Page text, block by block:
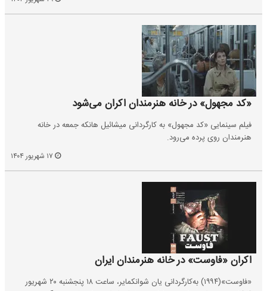
«کد مجهول» در خانه هنرمندان اکران می‌شود
فیلم سینمایی «کد مجهول» به کارگردانی میشائیل هانکه جمعه در خانه
هنرمندان روی پرده می‌رود.
اکران «فاوست»‏ در خانه هنرمندان ایران
«فاوست»‏(۱۹۹۴) به‌کارگردانی یان شوانکمایر، ساعت ۱۸ پنجشنبه ۲۰ شهریور